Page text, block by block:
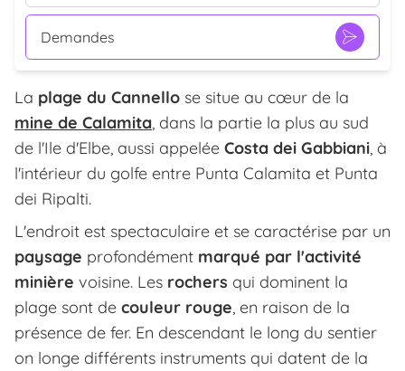
La plage du Cannello se situe au cœur de la
mine de Calamita, dans la partie la plus au sud
de l'Ile d'Elbe, aussi appelée Costa dei Gabbiani, à
l'intérieur du golfe entre Punta Calamita et Punta
dei Ripalti.
L'endroit est spectaculaire et se caractérise par un
paysage profondément marqué par l'activité
minière voisine. Les rochers qui dominent la
plage sont de couleur rouge, en raison de la
présence de fer. En descendant le long du sentier
on longe différents instruments qui datent de la
Demandes